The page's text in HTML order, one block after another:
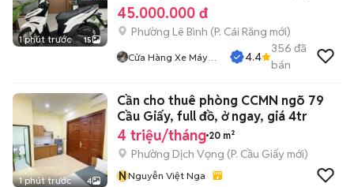
1 phút trước 15
45.000.000 đ
Phường Lê Bình (P. Cái Răng mới)
Cửa Hàng Xe Máy
4.4
356 đã
bán
1 phút trước 4
Cần cho thuê phòng CCMN ngõ 79
Cầu Giấy, full đồ, ở ngay, giá 4tr
4 triệu/tháng 20 m²
Phường Dịch Vọng (P. Cầu Giấy mới)
NNguyễn Việt Nga